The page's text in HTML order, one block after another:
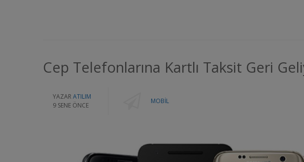
Cep Telefonlarına Kartlı Taksit Geri
YAZAR ATILIM
9 SENE ÖNCE
MOBIL